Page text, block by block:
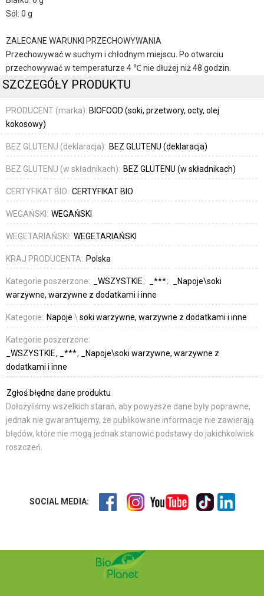
Sól: 0 g
ZALECANE WARUNKI PRZECHOWYWANIA
Przechowywać w suchym i chłodnym miejscu. Po otwarciu
przechowywać w temperaturze 4 ℃ nie dłużej niż 48 godzin.
SZCZEGÓŁY PRODUKTU
PRODUCENT (marka): BIOFOOD (soki, przetwory, octy, olej
kokosowy)
BEZ GLUTENU (deklaracja): BEZ GLUTENU (deklaracja)
BEZ GLUTENU (w składnikach): BEZ GLUTENU (w składnikach)
CERTYFIKAT BIO: CERTYFIKAT BIO
WEGAŃSKI: WEGAŃSKI
WEGETARIAŃSKI: WEGETARIAŃSKI
KRAJ PRODUCENTA: Polska
Kategorie poszerzone: _WSZYSTKIE _***
_Napoje\soki
warzywne, warzywne z dodatkami i inne
Kategorie: Napoje \ soki warzywne, warzywne z dodatkami i inne
Kategorie poszerzone:
_WSZYSTKIE
_***
_Napoje\soki warzywne, warzywne z
dodatkami i inne
Zgłoś błędne dane produktu
Dołożyliśmy wszelkich starań, aby powyższe dane były poprawne,
jednak nie gwarantujemy, że publikowane informacje nie zawierają
błędów, które nie mogą jednak stanowić podstawy do jakichkolwiek
roszczeń.
SOCIAL MEDIA: